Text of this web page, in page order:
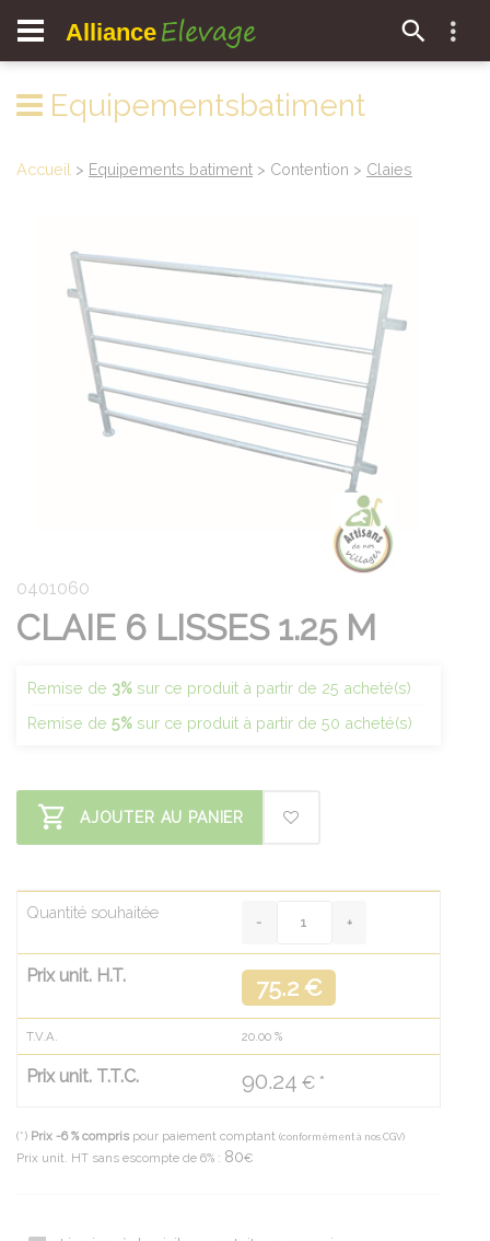
Alliance Elevage
Equipementsbatiment
Accueil > Equipements batiment > Contention > Claies
0401060
CLAIE 6 LISSES 1.25 M
Remise de 3% sur ce produit à partir de 25 acheté(s)
Remise de 5% sur ce produit à partir de 50 acheté(s)
AJOUTER AU PANIER
Quantité souhaitée
Prix unit. H.T. 75.2 €
T.V.A. 20.00 %
Prix unit. T.T.C. 90.24 € *
(*) Prix -6 % compris pour paiement comptant (conformément à nos CGV)
Prix unit. HT sans escompte de 6% : 80€